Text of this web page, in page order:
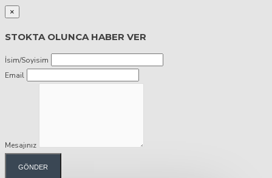
×
STOKTA OLUNCA HABER VER
İsim/Soyisim
Email
Mesajınız
GÖNDER